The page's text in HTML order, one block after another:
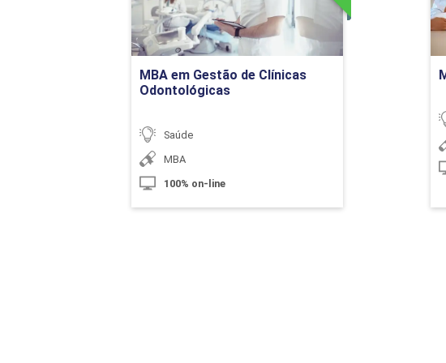
Epidemiologia em Saúde
Geoprocessamento em Saúde
MBA em Gestão de Clínicas
Odontológicas
Saúde
MBA
100% on-line
Ir para Inscrição